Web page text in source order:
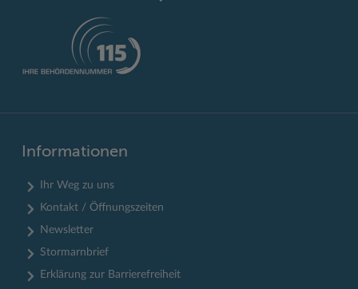
Informationen
Ihr Weg zu uns
Kontakt / Öffnungszeiten
Newsletter
Stormarnbrief
Erklärung zur Barrierefreiheit